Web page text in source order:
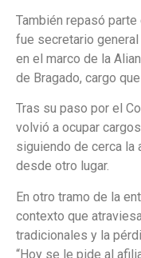
También repasó
fue secretario general
en el marco de la
de Bragado, cargo
Tras su paso por el
volvió a ocupar
siguiendo de cerca la
desde otro lugar.
En otro tramo de la
contexto que
tradicionales y la
“Hoy se le pide al